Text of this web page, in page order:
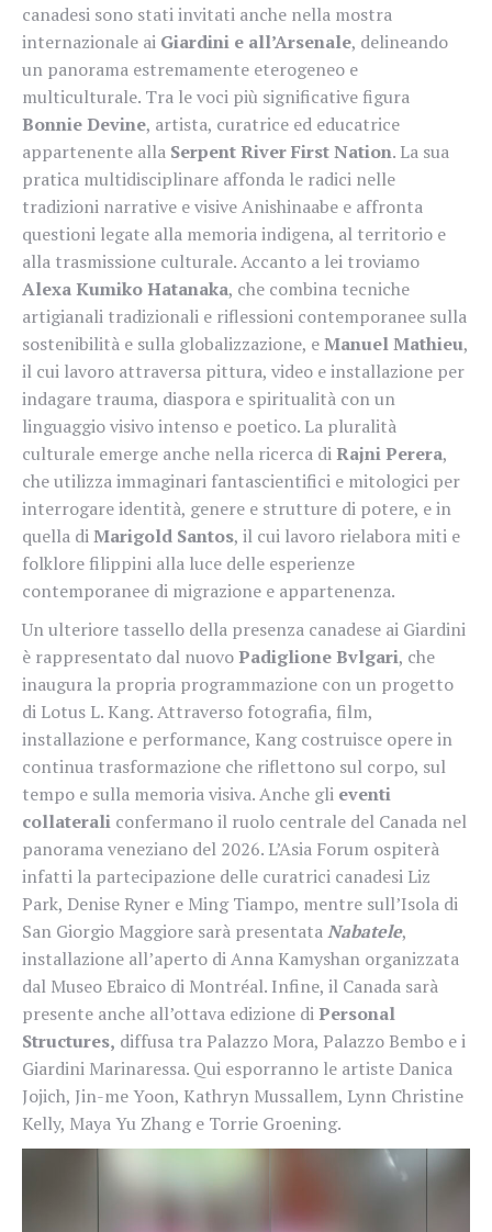
canadesi sono stati invitati anche nella mostra
internazionale ai Giardini e all’Arsenale, delineando
un panorama estremamente eterogeneo e
multiculturale. Tra le voci più significative figura
Bonnie Devine, artista, curatrice ed educatrice
appartenente alla Serpent River First Nation. La sua
pratica multidisciplinare affonda le radici nelle
tradizioni narrative e visive Anishinaabe e affronta
questioni legate alla memoria indigena, al territorio e
alla trasmissione culturale. Accanto a lei troviamo
Alexa Kumiko Hatanaka, che combina tecniche
artigianali tradizionali e riflessioni contemporanee sulla
sostenibilità e sulla globalizzazione, eManuel Mathieu,
il cui lavoro attraversa pittura, video e installazione per
indagare trauma, diaspora e spiritualità con un
linguaggio visivo intenso e poetico. La pluralità
culturale emerge anche nella ricerca diRajni Perera,
che utilizza immaginari fantascientifici e mitologici per
interrogare identità, genere e strutture di potere, e in
quella diMarigold Santos, il cui lavoro rielabora miti e
folklore filippini alla luce delle esperienze
contemporanee di migrazione e appartenenza.
Un ulteriore tassello della presenza canadese ai Giardini
è rappresentato dal nuovoPadiglione Bvlgari, che
inaugura la propria programmazione con un progetto
di Lotus L. Kang. Attraverso fotografia, film,
installazione e performance, Kang costruisce opere in
continua trasformazione che riflettono sul corpo, sul
tempo e sulla memoria visiva. Anche gli eventi
collaterali confermano il ruolo centrale del Canada nel
panorama veneziano del 2026. L’Asia Forum ospiterà
infatti la partecipazione delle curatrici canadesi Liz
Park, Denise Ryner e Ming Tiampo, mentre sull’Isola di
San Giorgio Maggiore sarà presentataNabatele,
installazione all’aperto di Anna Kamyshan organizzata
dal Museo Ebraico di Montréal. Infine, il Canada sarà
presente anche all’ottava edizione diPersonal
Structures, diffusa tra Palazzo Mora, Palazzo Bembo e i
Giardini Marinaressa. Qui esporranno le artiste Danica
Jojich, Jin-me Yoon, Kathryn Mussallem, Lynn Christine
Kelly, Maya Yu Zhang e Torrie Groening.